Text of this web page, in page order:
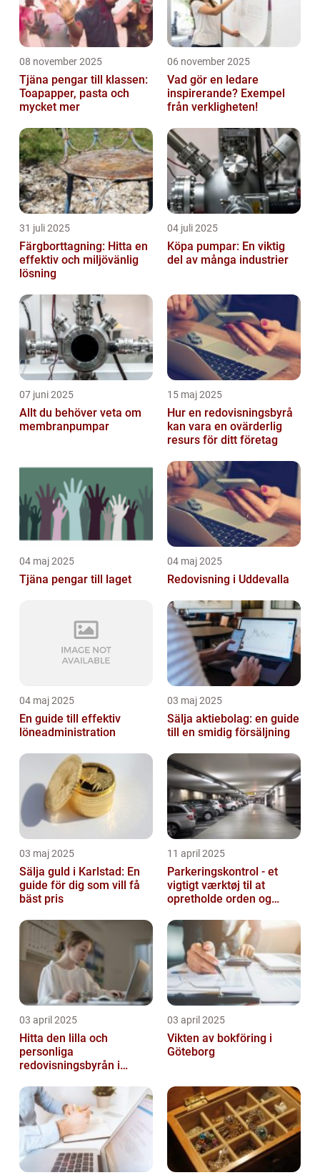
08 november 2025
Tjäna pengar till klassen:
Toapapper, pasta och
mycket mer
06 november 2025
Vad gör en ledare
inspirerande? Exempel
från verkligheten!
31 juli 2025
Färgborttagning: Hitta en
effektiv och miljövänlig
lösning
04 juli 2025
Köpa pumpar: En viktig
del av många industrier
07 juni 2025
Allt du behöver veta om
membranpumpar
15 maj 2025
Hur en redovisningsbyrå
kan vara en ovärderlig
resurs för ditt företag
04 maj 2025
Tjäna pengar till laget
04 maj 2025
Redovisning i Uddevalla
04 maj 2025
En guide till effektiv
löneadministration
03 maj 2025
Sälja aktiebolag: en guide
till en smidig försäljning
03 maj 2025
Sälja guld i Karlstad: En
guide för dig som vill få
bäst pris
11 april 2025
Parkeringskontrol - et
vigtigt værktøj til at
opretholde orden og
03 april 2025
Hitta den lilla och
personliga
redovisningsbyrån i
03 april 2025
Vikten av bokföring i
Göteborg